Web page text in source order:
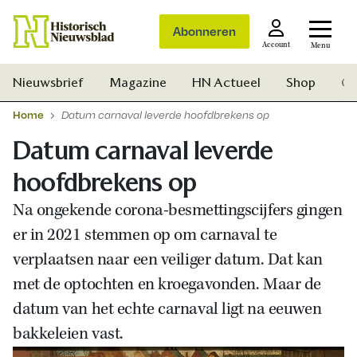
Abonneren
Account Menu
Zoek
Nieuwsbrief Magazine HN Actueel Shop
Home Datum carnaval leverde hoofdbrekens op
Datum carnaval leverde
hoofdbrekens op
Na ongekende corona-besmettingscijfers gingen
er in 2021 stemmen op om carnaval te
verplaatsen naar een veiliger datum. Dat kan
met de optochten en kroegavonden. Maar de
datum van het echte carnaval ligt na eeuwen
bakkeleien vast.